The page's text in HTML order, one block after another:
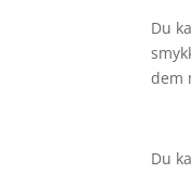
Du
dem
Du